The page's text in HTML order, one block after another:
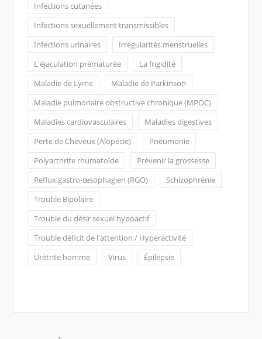
Infections cutanées
Infections sexuellement transmissibles
Infections urinaires
Irrégularités menstruelles
L'éjaculation prématurée
La frigidité
Maladie de Lyme
Maladie de Parkinson
Maladie pulmonaire obstructive chronique (MPOC)
Maladies cardiovasculaires
Maladies digestives
Perte de Cheveux (Alopécie)
Pneumonie
Polyarthrite rhumatoïde
Prévenir la grossesse
Reflux gastro-œsophagien (RGO)
Schizophrénie
Trouble Bipolaire
Trouble du désir sexuel hypoactif
Trouble déficit de l'attention / Hyperactivité
Urétrite homme
Virus Épilepsie